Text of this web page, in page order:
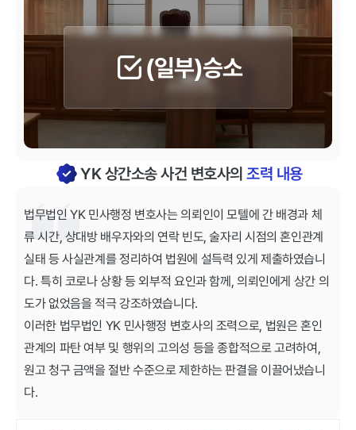
(일부)승소
YK 상간소송 사건 변호사의조력 내용
법무법인 YK 민사행정 변호사는 의뢰인이 모텔에 간 배경과 체
류 시간, 상대방 배우자와의 연락 빈도, 술자리 시점의 혼인관계
실태 등 사실관계를 정리하여 법원에 설득력 있게 제출하였습니
다. 특히 코로나 상황 등 외부적 요인과 함께, 의뢰인에게 상간 의
도가 없었음을 적극 강조하였습니다.
이러한 법무법인 YK 민사행정 변호사의 조력으로, 법원은 혼인
관계의 파탄 여부 및 행위의 고의성 등을 종합적으로 고려하여,
원고 청구 금액을 절반 수준으로 제한하는 판결을 이끌어냈습니
다.